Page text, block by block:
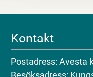
Kontakt
Postadress: Avesta
Besöksadress: